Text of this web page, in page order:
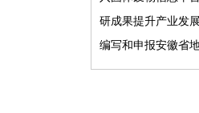
研成果提升产业发
编写和申报安徽省